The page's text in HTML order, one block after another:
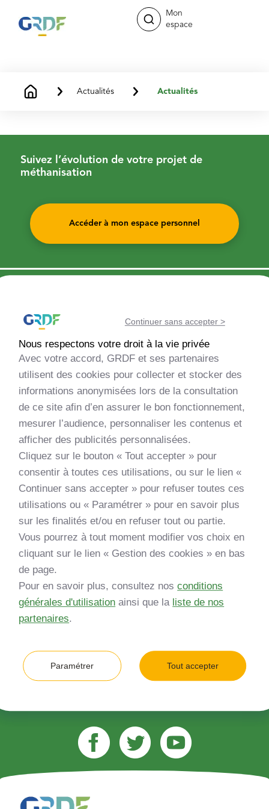
Mon
espace
Actualités Actualités
Suivez l’évolution de votre projet de
méthanisation
Accéder à mon espace personnel
Echanger avec la communauté
Evaluer la faisabilité de mon projet
Monter mon projet
Découvrir les nouveautés
Apprendre et me former
Inscrivez-vous à notre newsletter
Entreprise
Quelle est votre type d’entreprise ?
M’inscrire
Continuer sans accepter >
Nous respectons votre droit à la vie privée
Avec votre accord, GRDF et ses partenaires
utilisent des cookies pour collecter et stocker des
informations anonymisées lors de la consultation
de ce site afin d’en assurer le bon fonctionnement,
mesurer l’audience, personnaliser les contenus et
afficher des publicités personnalisées.
Cliquez sur le bouton « Tout accepter » pour
consentir à toutes ces utilisations, ou sur le lien «
Continuer sans accepter » pour refuser toutes ces
utilisations ou « Paramétrer » pour en savoir plus
sur les finalités et/ou en refuser tout ou partie.
Vous pourrez à tout moment modifier vos choix en
cliquant sur le lien « Gestion des cookies » en bas
de page.
Pour en savoir plus, consultez nosconditions
générales d'utilisation ainsi que la liste de nos
partenaires.
Paramétrer Tout accepter